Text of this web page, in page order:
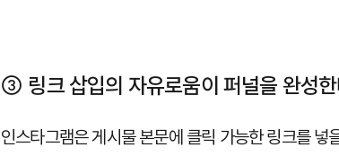
③ 링크 삽입의 자유로움이 퍼널을 완성
인스타그램은 게시물 본문에 클릭 가능한 링크를